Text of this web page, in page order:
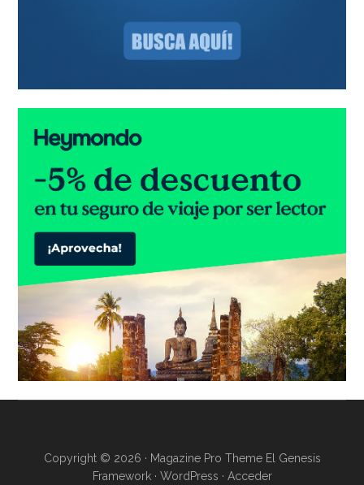
Copyright © 2026 · Magazine Pro ThemeEl Genesis
Framework· WordPress · Acceder